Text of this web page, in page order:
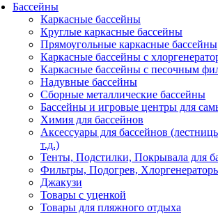
Бассейны
Каркасные бассейны
Круглые каркасные бассейны
Прямоугольные каркасные бассейны
Каркасные бассейны с
Каркасные бассейны с песочным
Надувные бассейны
Сборные металлические бассейны
Бассейны и игровые центры для
Химия для бассейнов
Аксессуары для бассейнов
т.д.)
Тенты, Подстилки, Покрывала для
Фильтры, Подогрев,
Джакузи
Товары с уценкой
Товары для пляжного отдыха